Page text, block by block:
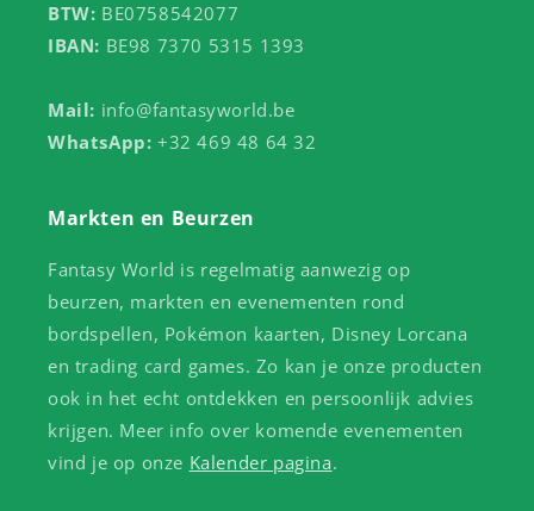
BTW: BE0758542077
IBAN: BE98 7370 5315 1393
Mail: info@fantasyworld.be
WhatsApp: +32 469 48 64 32
Markten en Beurzen
Fantasy World is regelmatig aanwezig op
beurzen, markten en evenementen rond
bordspellen, Pokémon kaarten, Disney Lorcana
en trading card games. Zo kan je onze producten
ook in het echt ontdekken en persoonlijk advies
krijgen. Meer info over komende evenementen
vind je op onze Kalender pagina.